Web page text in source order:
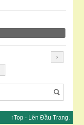
›
↑Top- Lên Đầu Trang